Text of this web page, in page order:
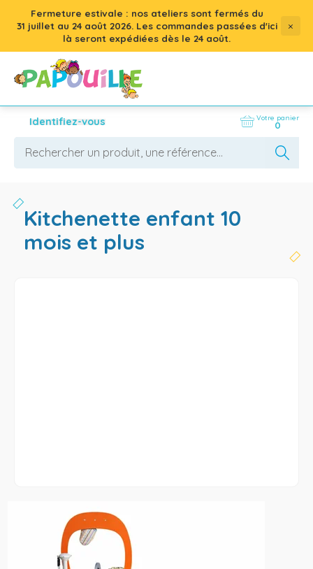
Fermeture estivale : nos ateliers sont fermés du
31 juillet au 24 août 2026. Les commandes passées d'ici
là seront expédiées dès le 24 août.
×
Identifiez-vous Votre panier
0
kitchenette enfant 10
mois et plus